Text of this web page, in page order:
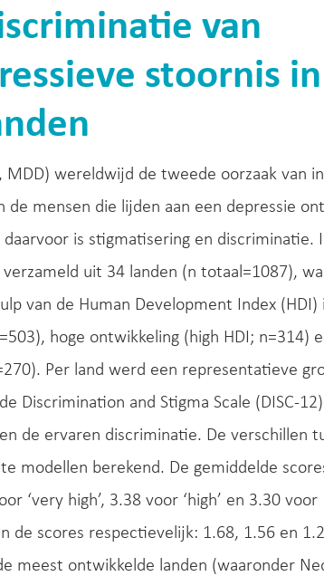
van
stoornis in
MDD) wereldwijd de tweede oorzaak van
mensen die lijden aan een depressie
is stigmatisering en discriminatie.
uit 34 landen (n totaal=1087),
van de Human Development Index (HDI)
hoge ontwikkeling (high HDI; n=314)
Per land werd een representatieve
Discrimination and Stigma Scale (DISC-12)
de ervaren discriminatie. De verschillen
modellen berekend. De gemiddelde
‘very high’, 3.38 voor ‘high’ en 3.30 voor
de scores respectievelijk: 1.68, 1.56 en
meest ontwikkelde landen (waaronder